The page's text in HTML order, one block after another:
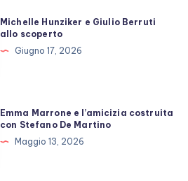
Michelle Hunziker e Giulio Berruti
allo scoperto
Giugno 17, 2026
Emma Marrone e l’amicizia costruita
con Stefano De Martino
Maggio 13, 2026